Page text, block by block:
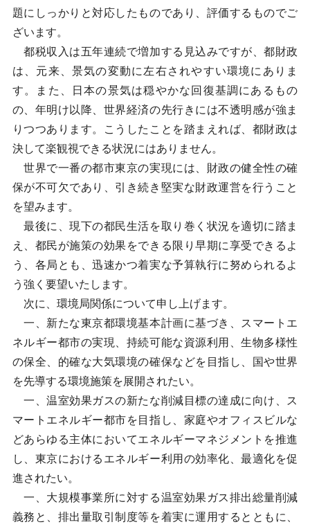
題にしっかりと対応したものであり、評価するものでご
ざいます。
都税収入は五年連続で増加する見込みですが、都財政
は、元来、景気の変動に左右されやすい環境にありま
す。また、日本の景気は穏やかな回復基調にあるもの
の、年明け以降、世界経済の先行きには不透明感が強ま
りつつあります。こうしたことを踏まえれば、都財政は
決して楽観視できる状況にはありません。
世界で一番の都市東京の実現には、財政の健全性の確
保が不可欠であり、引き続き堅実な財政運営を行うこと
を望みます。
最後に、現下の都民生活を取り巻く状況を適切に踏ま
え、都民が施策の効果をできる限り早期に享受できるよ
う、各局とも、迅速かつ着実な予算執行に努められるよ
う強く要望いたします。
次に、環境局関係について申し上げます。
一、新たな東京都環境基本計画に基づき、スマートエ
ネルギー都市の実現、持続可能な資源利用、生物多様性
の保全、的確な大気環境の確保などを目指し、国や世界
を先導する環境施策を展開されたい。
一、温室効果ガスの新たな削減目標の達成に向け、ス
マートエネルギー都市を目指し、家庭やオフィスビルな
どあらゆる主体においてエネルギーマネジメントを推進
し、東京におけるエネルギー利用の効率化、最適化を促
進されたい。
一、大規模事業所に対する温室効果ガス排出総量削減
義務と、排出量取引制度等を着実に運用するとともに、